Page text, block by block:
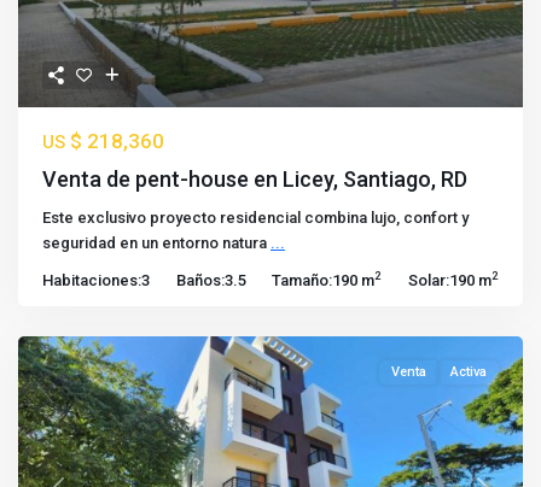
US $ 218,360
Venta de pent-house en Licey, Santiago, RD
Este exclusivo proyecto residencial combina lujo, confort y
seguridad en un entorno natura ...
Habitaciones:3 Baños:3.5 Tamaño:190 m2 Solar:190 m2
Venta Activa